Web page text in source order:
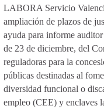
LABORA Servicio
ampliación de plazos de
ayuda para informe
de 23 de diciembre, del
reguladoras para la
públicas destinadas al
diversidad funcional o
empleo (CEE) y enclaves